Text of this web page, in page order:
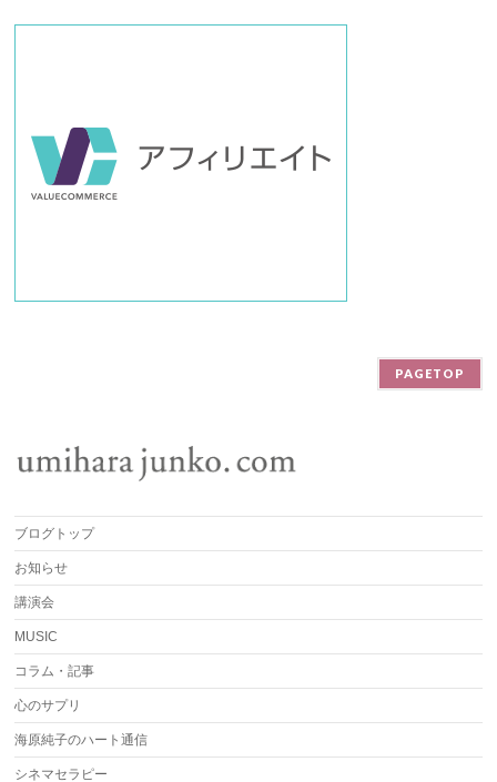
PAGETOP
ブログトップ
お知らせ
講演会
MUSIC
コラム・記事
心のサプリ
海原純子のハート通信
シネマセラピー